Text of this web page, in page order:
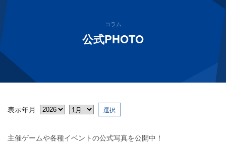
コラム
公式PHOTO
表示年月 選択
主催ゲームや各種イベントの公式写真を公開中！